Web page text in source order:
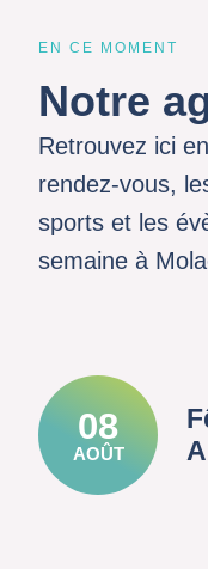
EN CE MOMENT
Notre
Retrouvez ici
rendez-vous,
sports et les
semaine à
08
AOÛT